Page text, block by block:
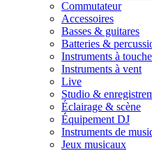
Commutateur
Accessoires
Basses & guitares
Batteries &
Instruments à
Instruments à vent
Live
Studio &
Éclairage & scène
Équipement DJ
Instruments de
Jeux musicaux